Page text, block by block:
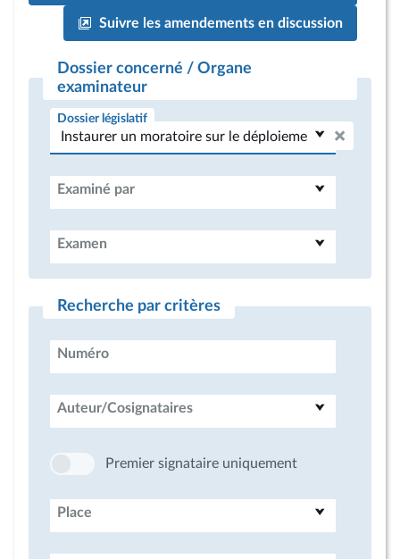
Suivre les amendements en discussion
Dossier concerné / Organe
examinateur
Dossier législatif
Examiné par
Examen
Recherche par critères
Numéro
Auteur/Cosignataires
Premier signataire uniquement
Place